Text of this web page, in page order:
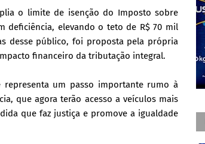
o limite de isenção do Imposto sobre
deficiência, elevando o teto de R$ 70 mil
desse público, foi proposta pela própria
financeiro da tributação integral.
um passo importante rumo à
que agora terão acesso a veículos mais
que faz justiça e promove a igualdade